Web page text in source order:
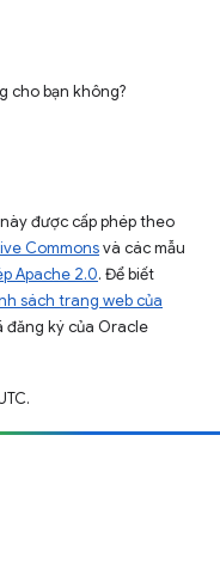
cho bạn không?
được cấp phép theo
Commonsvà các mẫu
Apache 2.0. Để biết
sách trang web của
đăng ký của Oracle